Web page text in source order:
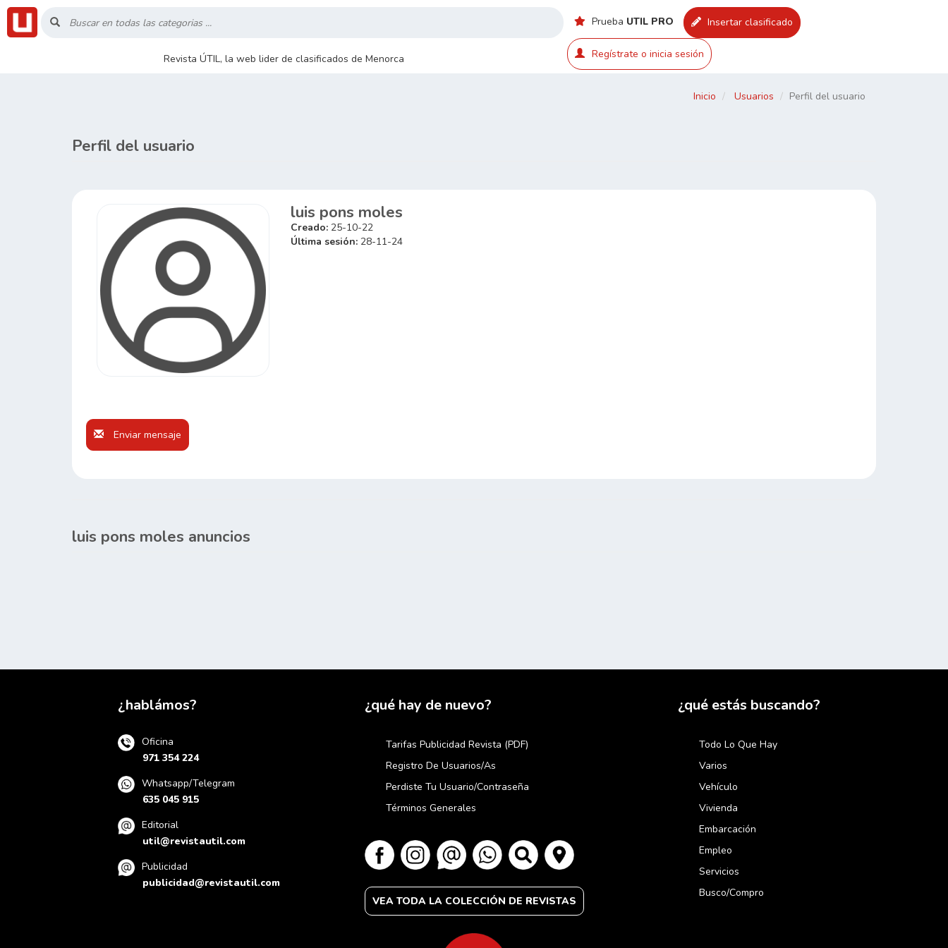
Prueba UTIL PRO Insertar clasificado
Regístrate o inicia sesión
Revista ÚTIL, la web lider de clasificados de Menorca
Inicio
Inicio Usuarios Perfil del usuario
Perfil del usuario
luis pons moles
Creado: 25-10-22
Última sesión: 28-11-24
Enviar mensaje
luis pons moles anuncios
¿hablámos?
Oficina
971 354 224
Whatsapp/Telegram
635 045 915
Editorial
util@revistautil.com
Publicidad
publicidad@revistautil.com
¿qué hay de nuevo?
Tarifas Publicidad Revista (PDF)
Registro De Usuarios/as
Perdiste Tu Usuario/contraseña
Términos Generales
VEA TODA LA COLECCIÓN DE REVISTAS
¿qué estás buscando?
Todo Lo Que Hay
Varios
Vehículo
Vivienda
Embarcación
Empleo
Servicios
Busco/compro